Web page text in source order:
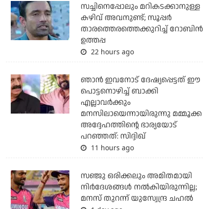
സച്ചിനെപ്പോലും മറികടക്കാനുള്ള
കഴിവ് അവനുണ്ട്; സൂപ്പര്‍
താരത്തെരത്തെക്കുറിച്ച് റോബിന്‍
ഉത്തപ്പ
22 hours ago
ഞാന്‍ ഇവനോട് ദേഷ്യപ്പെട്ടത് ഈ
പൊട്ടനൊഴിച്ച് ബാക്കി
എല്ലാവര്‍ക്കും
മനസിലായെന്നായിരുന്നു മമ്മൂക്ക
അദ്ദേഹത്തിന്റെ ഭാര്യയോട്
പറഞ്ഞത്: സിദ്ദിഖ്
11 hours ago
സഞ്ജു ഒരിക്കലും അമിതമായി
നിര്‍ദേശങ്ങള്‍ നല്‍കിയിരുന്നില്ല;
മനസ് തുറന്ന് യുസ്വേന്ദ്ര ചഹല്‍